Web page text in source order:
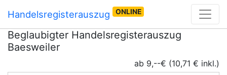
Handelsregisterauszug ONLINE
Beglaubigter Handelsregisterauszug
Baesweiler
ab 9,--€ (10,71 € inkl.)